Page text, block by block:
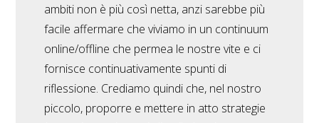
ambiti non è più così netta, anzi sarebbe più
facile affermare che viviamo in un continuum
online/offline che permea le nostre vite e ci
fornisce continuativamente spunti di
riflessione. Crediamo quindi che, nel nostro
piccolo, proporre e mettere in atto strategie